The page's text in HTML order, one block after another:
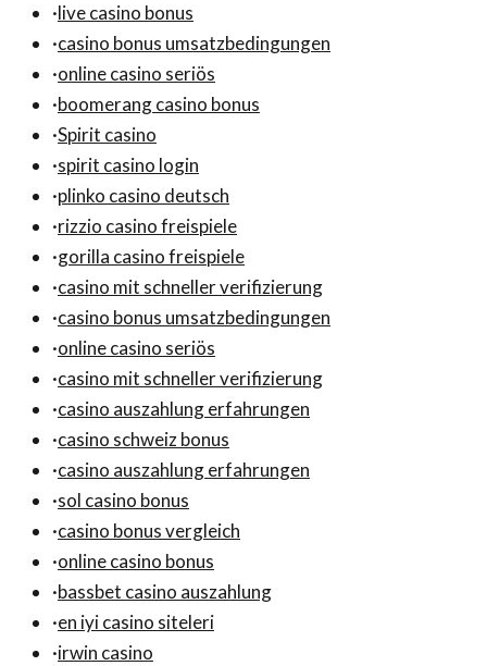
·live casino bonus
·casino bonus umsatzbedingungen
·online casino seriös
·boomerang casino bonus
·Spirit casino
·spirit casino login
·plinko casino deutsch
·rizzio casino freispiele
·gorilla casino freispiele
·casino mit schneller verifizierung
·casino bonus umsatzbedingungen
·online casino seriös
·casino mit schneller verifizierung
·casino auszahlung erfahrungen
·casino schweiz bonus
·casino auszahlung erfahrungen
·sol casino bonus
·casino bonus vergleich
·online casino bonus
·bassbet casino auszahlung
·en iyi casino siteleri
·irwin casino